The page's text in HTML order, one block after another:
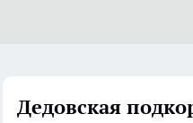
Дедовская